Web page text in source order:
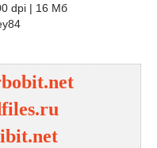
dpi | 16 Мб